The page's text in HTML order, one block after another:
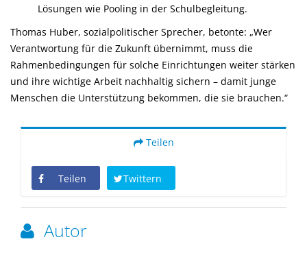
Lösungen wie Pooling in der Schulbegleitung.
Thomas Huber, sozialpolitischer Sprecher, betonte: „Wer
Verantwortung für die Zukunft übernimmt, muss die
Rahmenbedingungen für solche Einrichtungen weiter stärken
und ihre wichtige Arbeit nachhaltig sichern – damit junge
Menschen die Unterstützung bekommen, die sie brauchen.“
Teilen
Teilen Twittern
Autor